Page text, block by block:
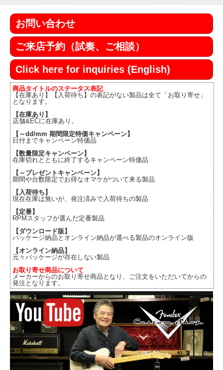
お問い合わせ
ご来店予約（試奏、ご相談）
Click here for inquiries (English)
商品タイトルのステータス表記
【在庫あり】【入荷待ち】の表記がない製品は全て「お取り寄せ」
となります。
【在庫あり】
店舗&ECに在庫あり。
【～dd/mm 期間限定特価キャンペーン】
日付までキャンペーン特価品
【数量限定キャンペーン】
在庫切れとともに終了するキャンペーン特価品
【～プレゼントキャンペーン】
期間や台数限定でお得なオマケがついて来る製品
【入荷待ち】
現在在庫は無いが、発注済みで入荷待ちの製品
【定番】
RPMスタッフが選んだ定番製品
【ダウンロード版】
パッケージ納品とオンライン納品が選べる製品のオンライン版
【オンライン納品】
元々パッケージが存在しない製品
お取り寄せ商品について
メーカーからのお取り寄せ商品となり、ご注文をいただいてからの
発注となります。